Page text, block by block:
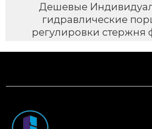
Дешевые
гидравлические
регулировки стержня